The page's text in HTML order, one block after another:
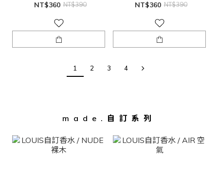
NT$360 NT$390 NT$360 NT$390
1 2 3 4
made.自訂系列